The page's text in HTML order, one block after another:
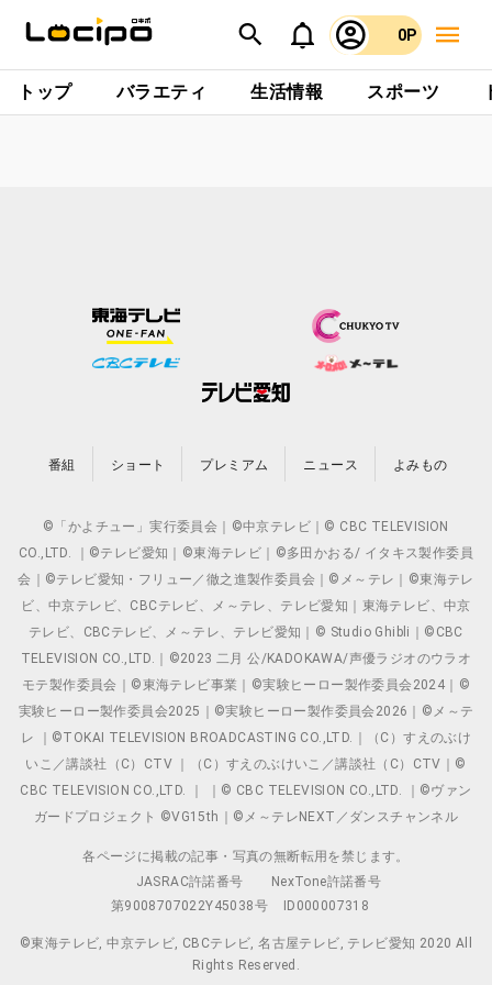
0P
トップ バラエティ 生活情報 スポーツ
番組 ショート プレミアム ニュース よみもの
©「かよチュー」実行委員会｜©中京テレビ｜© CBC TELEVISION
CO.,LTD. ｜©テレビ愛知｜©東海テレビ｜©多田かおる/ イタキス製作委員
会｜©テレビ愛知・フリュー／徹之進製作委員会｜©メ～テレ｜©東海テレ
ビ、中京テレビ、CBCテレビ、メ～テレ、テレビ愛知｜東海テレビ、中京
テレビ、CBCテレビ、メ～テレ、テレビ愛知｜© Studio Ghibli｜©CBC
TELEVISION CO.,LTD.｜©2023 二月 公/KADOKAWA/声優ラジオのウラオ
モテ製作委員会｜©東海テレビ事業｜©実験ヒーロー製作委員会2024｜©
実験ヒーロー製作委員会2025｜©実験ヒーロー製作委員会2026｜©メ～テ
レ ｜©TOKAI TELEVISION BROADCASTING CO.,LTD.｜（C）すえのぶけ
いこ／講談社（C）CTV ｜（C）すえのぶけいこ／講談社（C）CTV｜©
CBC TELEVISION CO.,LTD. ｜ ｜© CBC TELEVISION CO.,LTD. ｜©ヴァン
ガードプロジェクト ©VG15th｜©メ～テレNEXT／ダンスチャンネル
各ページに掲載の記事・写真の無断転用を禁じます。
JASRAC許諾番号
NexTone許諾番号
第9008707022Y45038号
ID000007318
©東海テレビ, 中京テレビ, CBCテレビ, 名古屋テレビ, テレビ愛知 2020 All
Rights Reserved.